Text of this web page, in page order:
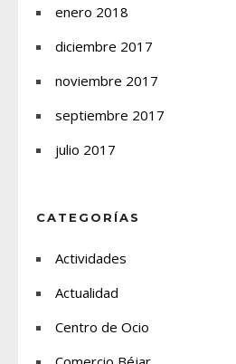
enero 2018
diciembre 2017
noviembre 2017
septiembre 2017
julio 2017
CATEGORÍAS
Actividades
Actualidad
Centro de Ocio